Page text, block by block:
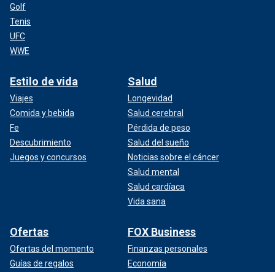
Golf
Tenis
UFC
WWE
Estilo de vida
Viajes
Comida y bebida
Fe
Descubrimiento
Juegos y concursos
Salud
Longevidad
Salud cerebral
Pérdida de peso
Salud del sueño
Noticias sobre el cáncer
Salud mental
Salud cardíaca
Vida sana
Ofertas
Ofertas del momento
Guías de regalos
FOX Business
Finanzas personales
Economía